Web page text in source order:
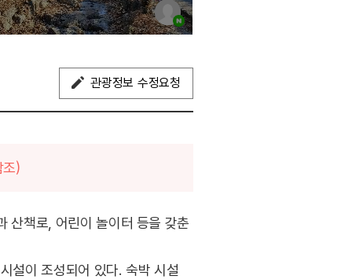
관광정보 수정요청
조)
산책로, 어린이 놀이터 등을 갖춘
설이 조성되어 있다. 숙박 시설